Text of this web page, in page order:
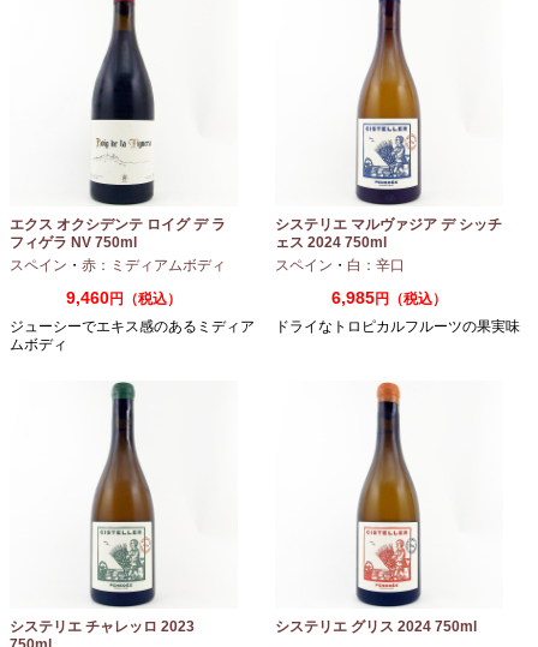
エクス オクシデンテ ロイグ デ ラ
フィゲラ NV 750ml
（2022/2023）
スペイン ・ 赤：ミディアムボディ
9,460円（税込）
ジューシーでエキス感のあるミディア
ムボディ
システリエ マルヴァジア デ シッチ
ェス 2024 750ml
スペイン ・ 白：辛口
6,985円（税込）
ドライなトロピカルフルーツの果実味
システリエ チャレッロ 2023
システリエ グリス 2024 750ml